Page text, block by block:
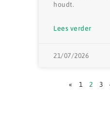
houdt.
Lees verder
21/07/2026
« 1 2 3